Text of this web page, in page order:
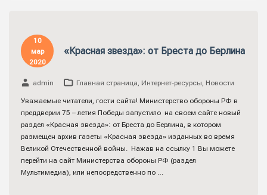
10
мар
2020
«Красная звезда»: от Бреста до Берлина
admin Главная страница, Интернет-ресурсы, Новости
Уважаемые читатели, гости сайта! Министерство обороны РФ в
преддверии 75 – летия Победы запустило на своем сайте новый
раздел «Красная звезда»: от Бреста до Берлина, в котором
размещен архив газеты «Красная звезда» изданных во время
Великой Отечественной войны. Нажав на ссылку 1 Вы можете
перейти на сайт Министерства обороны РФ (раздел
Мультимедиа), или непосредственно по …